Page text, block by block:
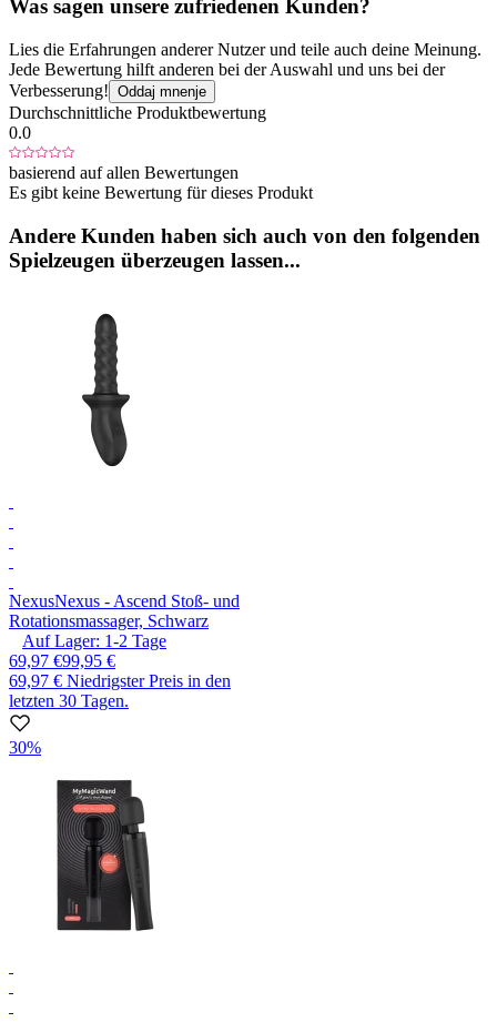
Was sagen unsere zufriedenen Kunden?
Lies die Erfahrungen anderer Nutzer und teile auch deine Meinung.
Jede Bewertung hilft anderen bei der Auswahl und uns bei der
Verbesserung! Oddaj mnenje
Durchschnittliche Produktbewertung
0.0
basierend auf allen Bewertungen
Es gibt keine Bewertung für dieses Produkt
Andere Kunden haben sich auch von den folgenden
Spielzeugen überzeugen lassen...
NexusNexus - Ascend Stoß- und
Rotationsmassager, Schwarz
Auf Lager: 1-2 Tage
69,97 €99,95 €
69,97 € Niedrigster Preis in den
letzten 30 Tagen.
30%